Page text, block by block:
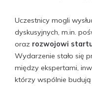
Uczestnicy mogli
dyskusyjnych, m.in.
oraz rozwojowi
Wydarzenie stało się
między ekspertami,
którzy wspólnie